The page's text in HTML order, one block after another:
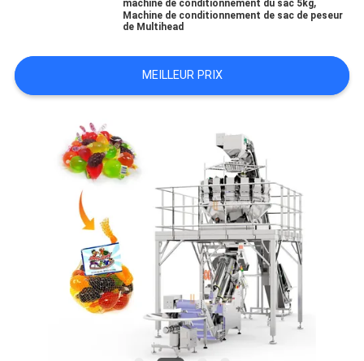
CONTACTEZ-
NOUVELLES
DEMANDEZ
UN DEVIS
machine de conditionnement du sac 5kg
Machine de conditionnement de sac de peseur
de Multihead
MEILLEUR PRIX